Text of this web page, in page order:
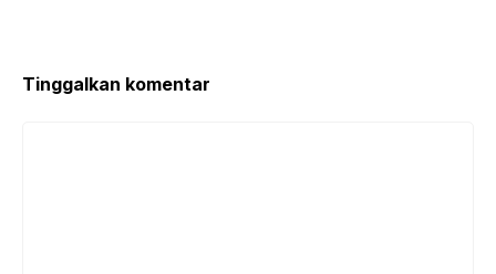
Tinggalkan komentar